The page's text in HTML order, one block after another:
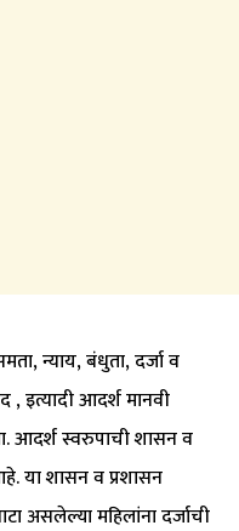
न्याय, बंधुता, दर्जा व
, इत्यादी आदर्श मानवी
आदर्श स्वरुपाची शासन व
या शासन व प्रशासन
असलेल्या महिलांना दर्जाची